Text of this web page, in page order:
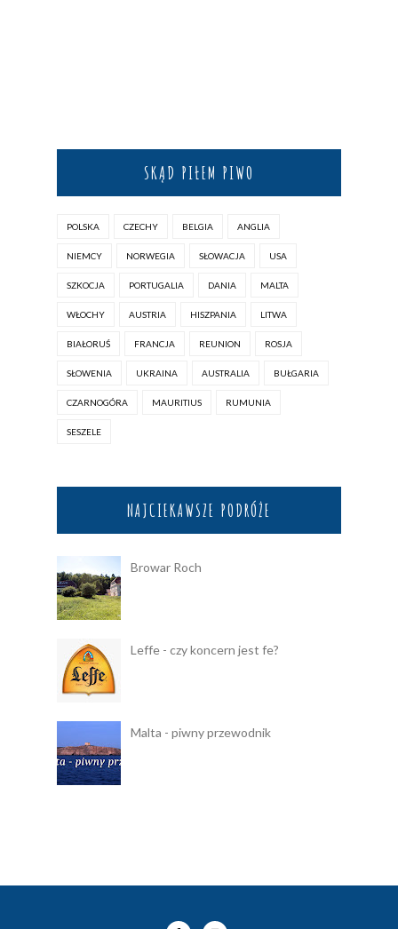
SKĄD PIŁEM PIWO
POLSKA CZECHY BELGIA ANGLIA
NIEMCY NORWEGIA SŁOWACJA USA
SZKOCJA PORTUGALIA DANIA MALTA
WŁOCHY AUSTRIA HISZPANIA LITWA
BIAŁORUŚ FRANCJA REUNION ROSJA
SŁOWENIA UKRAINA AUSTRALIA BUŁGARIA
CZARNOGÓRA MAURITIUS RUMUNIA
SESZELE
NAJCIEKAWSZE PODRÓŻE
Browar Roch
Leffe - czy koncern jest fe?
Malta - piwny przewodnik